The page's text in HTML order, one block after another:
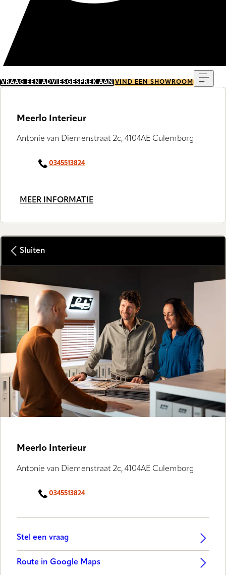
VRAAG EEN ADVIESGESPREK AAN VIND EEN SHOWROOM
Meerlo Interieur
Antonie van Diemenstraat 2c, 4104AE Culemborg
0345513824
MEER INFORMATIE
Sluiten
Meerlo Interieur
Antonie van Diemenstraat 2c, 4104AE Culemborg
0345513824
Stel een vraag
Route in Google Maps